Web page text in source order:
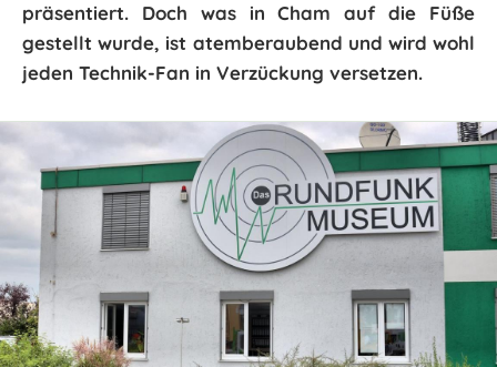
präsentiert. Doch was in Cham auf die Füße
gestellt wurde, ist atemberaubend und wird wohl
jeden Technik-Fan in Verzückung versetzen.